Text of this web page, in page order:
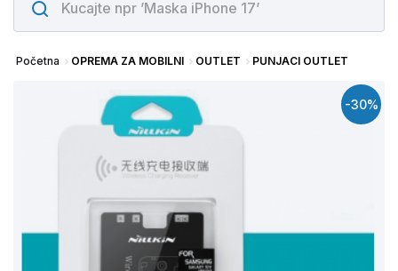
Početna OPREMA ZA MOBILNI OUTLET PUNJACI OUTLET
-30%